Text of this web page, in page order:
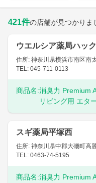
421件の店舗が見つかりま
ウエルシア薬局ハッ
住所: 神奈川県横浜市南区南
TEL: 045-711-0113
商品名:消臭力 Premium
リビング用 エタ
スギ薬局平塚西
住所: 神奈川県中郡大磯町高
TEL: 0463-74-5195
商品名:消臭力 Premium